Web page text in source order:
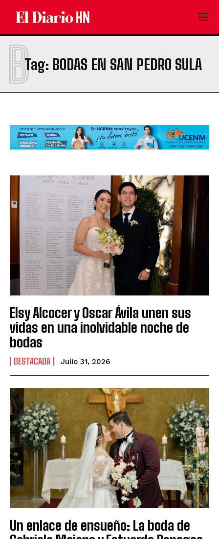
Tag: BODAS EN SAN PEDRO SULA
B
Elsy Alcocer y Oscar Ávila unen sus
vidas en una inolvidable noche de
bodas
DESTACADA Julio 31, 2026
Un enlace de ensueño: La boda de